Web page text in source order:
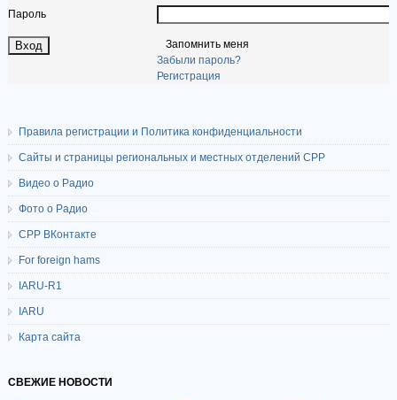
Пароль
Запомнить меня
Забыли пароль?
Регистрация
Правила регистрации и Политика конфиденциальности
Сайты и страницы региональных и местных отделений СРР
Видео о Радио
Фото о Радио
СРР ВКонтакте
For foreign hams
IARU-R1
IARU
Карта сайта
СВЕЖИЕ НОВОСТИ